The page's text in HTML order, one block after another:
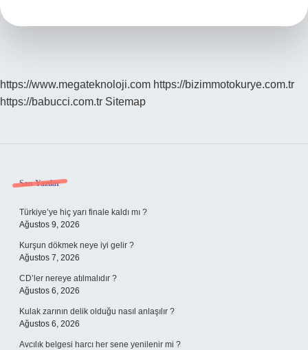
https://www.megateknoloji.com https://bizimmotokurye.com.tr
https://babucci.com.tr Sitemap
Sidebar
Son Yazılar
Türkiye’ye hiç yarı finale kaldı mı ?
Ağustos 9, 2026
Kurşun dökmek neye iyi gelir ?
Ağustos 7, 2026
CD’ler nereye atılmalıdır ?
Ağustos 6, 2026
Kulak zarının delik olduğu nasıl anlaşılır ?
Ağustos 6, 2026
Avcılık belgesi harcı her sene yenilenir mi ?